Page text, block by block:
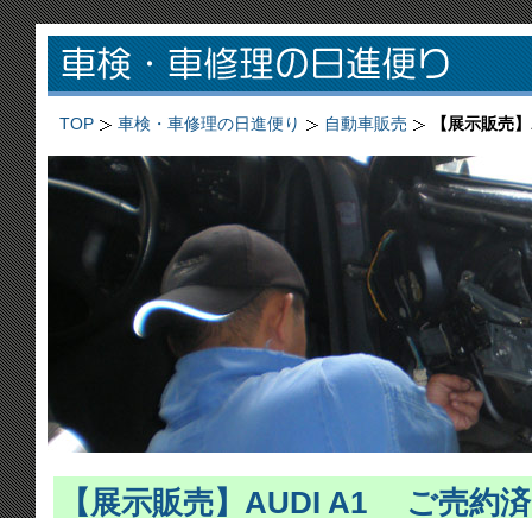
TOP 車検・車修理の日進便り 自動車販売 【展示販売
【展示販売】AUDI A1 ご売約済